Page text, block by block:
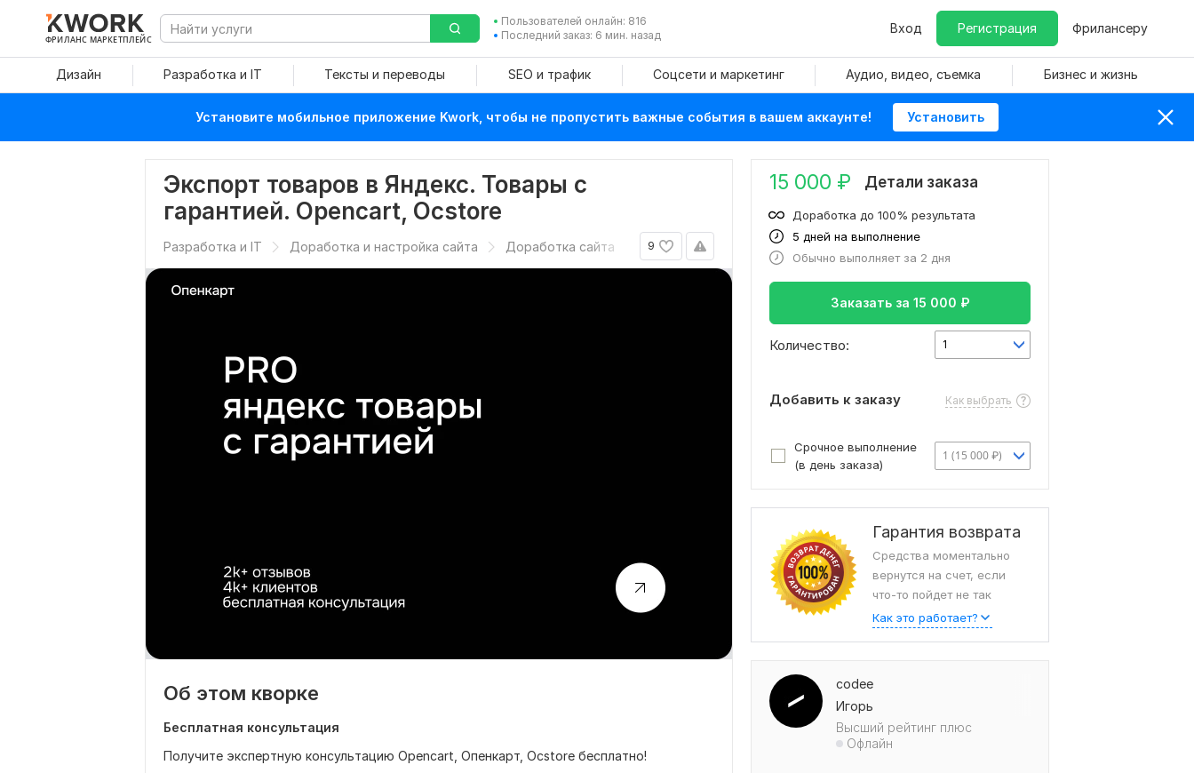
ФРИЛАНС МАРКЕТПЛЕЙС
Пользователей онлайн: 816
Последний заказ: 6 мин. назад
Вход Регистрация Фрилансеру
Дизайн Разработка и IT Тексты и переводы SEO и трафик Соцсети и маркетинг Аудио, видео, съемка Бизнес и жизнь
Установите мобильное приложение Kwork, чтобы не пропустить важные события в вашем аккаунте! Установить
Экспорт товаров в Яндекс. Товары с
гарантией. Opencart, Ocstore
9
Разработка и IT Доработка и настройка сайта Доработка сайта
Об этом кворке
Бесплатная консультация
Получите экспертную консультацию Opencart, Опенкарт, Ocstore бесплатно!
15 000 ₽ Детали заказа
5 дней на выполнение
Доработка до 100% результата
Обычно выполняет за 2 дня
Заказать за 15 000 ₽
Количество: 1
Добавить к заказу Как выбрать
Срочное выполнение
(в день заказа)
1 (15 000 ₽)
Гарантия возврата
Средства моментально
вернутся на счет, если
что-то пойдет не так
Как это работает?
codee
Игорь
Высший рейтинг плюс
Офлайн